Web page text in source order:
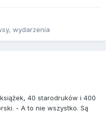
wydarzenia
40 starodruków i 400
- A to nie wszystko. Są